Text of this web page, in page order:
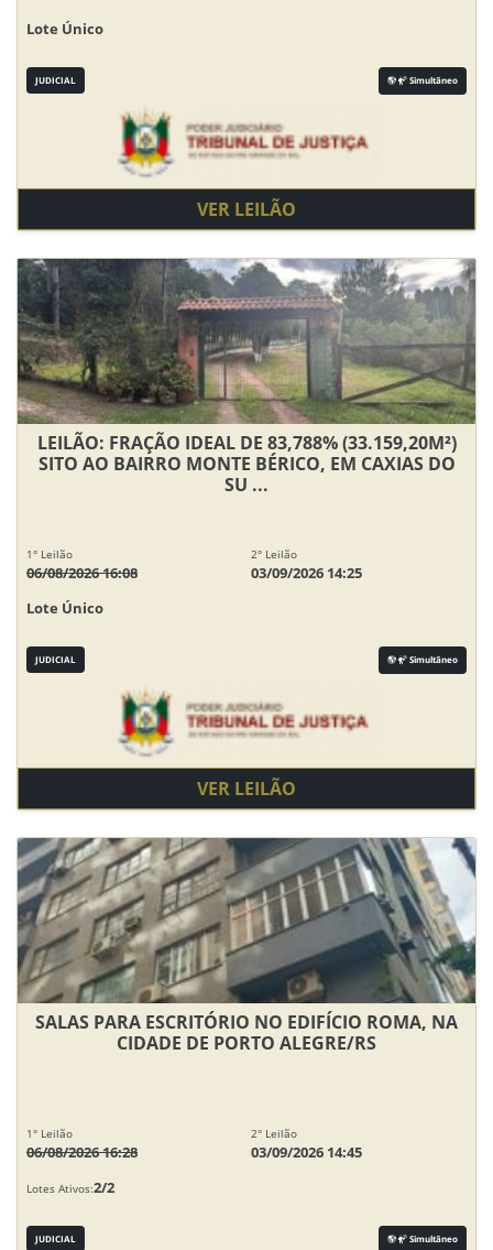
Lote Único
JUDICIAL Simultâneo
VER LEILÃO
LEILÃO: FRAÇÃO IDEAL DE 83,788% (33.159,20M²)
SITO AO BAIRRO MONTE BÉRICO, EM CAXIAS DO
SU ...
1° Leilão
06/08/2026 16:08
2° Leilão
03/09/2026 14:25
Lote Único
JUDICIAL Simultâneo
VER LEILÃO
SALAS PARA ESCRITÓRIO NO EDIFÍCIO ROMA, NA
CIDADE DE PORTO ALEGRE/RS
1° Leilão
06/08/2026 16:28
2° Leilão
03/09/2026 14:45
Lotes Ativos:2/2
JUDICIAL Simultâneo